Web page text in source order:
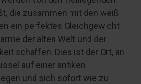
die zusammen mit den weiß
ein perfektes Gleichgewicht
der alten Welt und der
schaffen. Dies ist der Ort, an
auf einer antiken
und sich sofort wie zu